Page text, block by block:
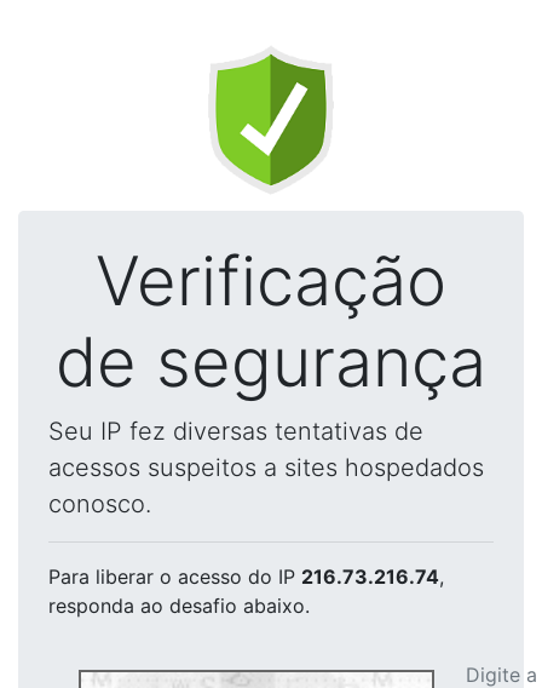
Verificação
de segurança
Seu IP fez diversas tentativas de
acessos suspeitos a sites hospedados
conosco.
Para liberar o acesso do IP 216.73.216.74,
responda ao desafio abaixo.
Digite